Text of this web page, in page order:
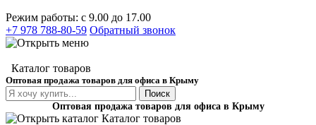
Режим работы: с 9.00 до 17.00
+7 978 788-80-59 Обратный звонок
Каталог товаров
Оптовая продажа товаров для офиса в Крыму
Поиск
Оптовая продажа товаров для офиса в Крыму
Каталог товаров